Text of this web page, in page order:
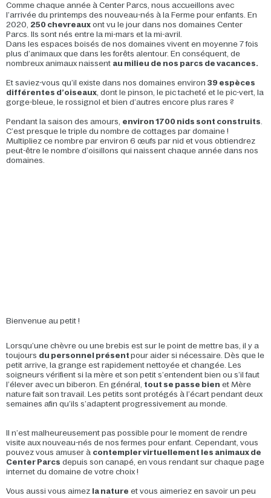
Comme chaque année à Center Parcs, nous accueillons avec
l’arrivée du printemps des nouveau-nés à la Ferme pour enfants. En
2020, 250 chevreaux ont vu le jour dans nos domaines Center
Parcs. Ils sont nés entre la mi-mars et la mi-avril.
Dans les espaces boisés de nos domaines vivent en moyenne 7 fois
plus d’animaux que dans les forêts alentour. En conséquent, de
nombreux animaux naissent au milieu de nos parcs de vacances.
Et saviez-vous qu’il existe dans nos domaines environ 39 espèces
différentes d’oiseaux, dont le pinson, le pic tacheté et le pic-vert, la
gorge-bleue, le rossignol et bien d’autres encore plus rares ?
Pendant la saison des amours, environ 1700 nids sont construits.
C’est presque le triple du nombre de cottages par domaine !
Multipliez ce nombre par environ 6 œufs par nid et vous obtiendrez
peut-être le nombre d’oisillons qui naissent chaque année dans nos
domaines.
Bienvenue au petit !
Lorsqu’une chèvre ou une brebis est sur le point de mettre bas, il y a
toujours du personnel présent pour aider si nécessaire. Dès que le
petit arrive, la grange est rapidement nettoyée et changée. Les
soigneurs vérifient si la mère et son petit s’entendent bien ou s’il faut
l’élever avec un biberon. En général, tout se passe bien et Mère
nature fait son travail. Les petits sont protégés à l’écart pendant deux
semaines afin qu’ils s’adaptent progressivement au monde.
Il n’est malheureusement pas possible pour le moment de rendre
visite aux nouveau-nés de nos fermes pour enfant. Cependant, vous
pouvez vous amuser à contempler virtuellement les animaux de
Center Parcs depuis son canapé, en vous rendant sur chaque page
internet du domaine de votre choix !
Vous aussi vous aimez la nature et vous aimeriez en savoir un peu